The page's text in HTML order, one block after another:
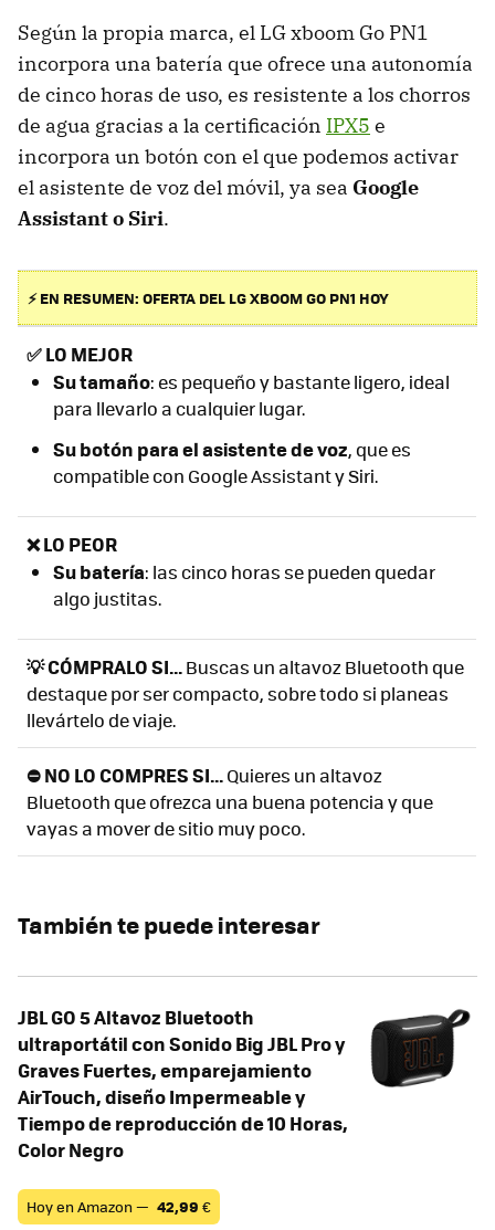
Según la propia marca, el LG xboom Go PN1
incorpora una batería que ofrece una autonomía
de cinco horas de uso, es resistente a los chorros
de agua gracias a la certificación IPX5 e
incorpora un botón con el que podemos activar
el asistente de voz del móvil, ya sea Google
Assistant o Siri.
⚡ EN RESUMEN: OFERTA DEL LG XBOOM GO PN1 HOY
✅LO MEJOR
Su tamaño: es pequeño y bastante ligero, ideal
para llevarlo a cualquier lugar.
Su botón para el asistente de voz, que es
compatible con Google Assistant y Siri.
❌ LO PEOR
Su batería: las cinco horas se pueden quedar
algo justitas.
💡 CÓMPRALO SI...Buscas un altavoz Bluetooth que
destaque por ser compacto, sobre todo si planeas
llevártelo de viaje.
⛔ NO LO COMPRES SI...Quieres un altavoz
Bluetooth que ofrezca una buena potencia y que
vayas a mover de sitio muy poco.
También te puede interesar
JBL GO 5 Altavoz Bluetooth
ultraportátil con Sonido Big JBL Pro y
Graves Fuertes, emparejamiento
AirTouch, diseño Impermeable y
Tiempo de reproducción de 10 Horas,
Color Negro
Hoy en Amazon — 42,99 €